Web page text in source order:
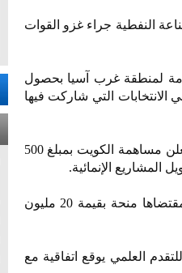
النفطية جراء غزو القوات
لمنطقة غرب آسيا بحصول
التي شاركت فيها
2012 - نائب رئيس مجلس الوزراء ووزير الخارجية الشيخ صباح خالد الحمدالصباح يعلن مساهمة الكويت بمبلغ 500
الإنمائية.
2016 - الصندوق الكويتي للتنمية الاقتصادية العربية يوقع اتفاقية مع الأردن يقدم بمقتضاها منحة بقيمة 20 مليون
العلمي يوقع اتفاقية مع